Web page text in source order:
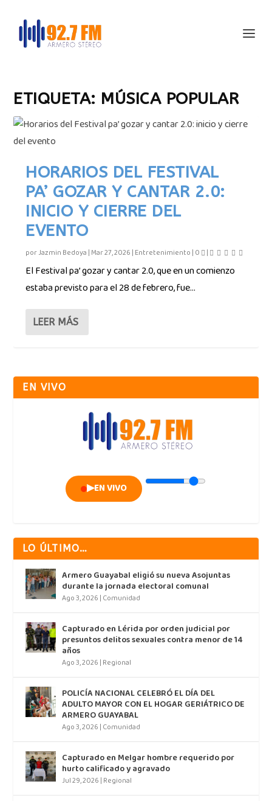
ETIQUETA: MÚSICA POPULAR
HORARIOS DEL FESTIVAL
PA’ GOZAR Y CANTAR 2.0:
INICIO Y CIERRE DEL
EVENTO
porJazmin Bedoya | Mar 27, 2026 | Entretenimiento | 0 |
El Festival pa’ gozar y cantar 2.0, que en un comienzo
estaba previsto para el 28 de febrero, fue...
LEER MÁS
EN VIVO
▶EN VIVO
LO ÚLTIMO…
Armero Guayabal eligió su nueva Asojuntas
durante la jornada electoral comunal
Ago 3, 2026 | Comunidad
Capturado en Lérida por orden judicial por
presuntos delitos sexuales contra menor de 14
años
Ago 3, 2026 | Regional
POLICÍA NACIONAL CELEBRÓ EL DÍA DEL
ADULTO MAYOR CON EL HOGAR GERIÁTRICO DE
ARMERO GUAYABAL
Ago 3, 2026 | Comunidad
Capturado en Melgar hombre requerido por
hurto calificado y agravado
Jul 29, 2026 | Regional